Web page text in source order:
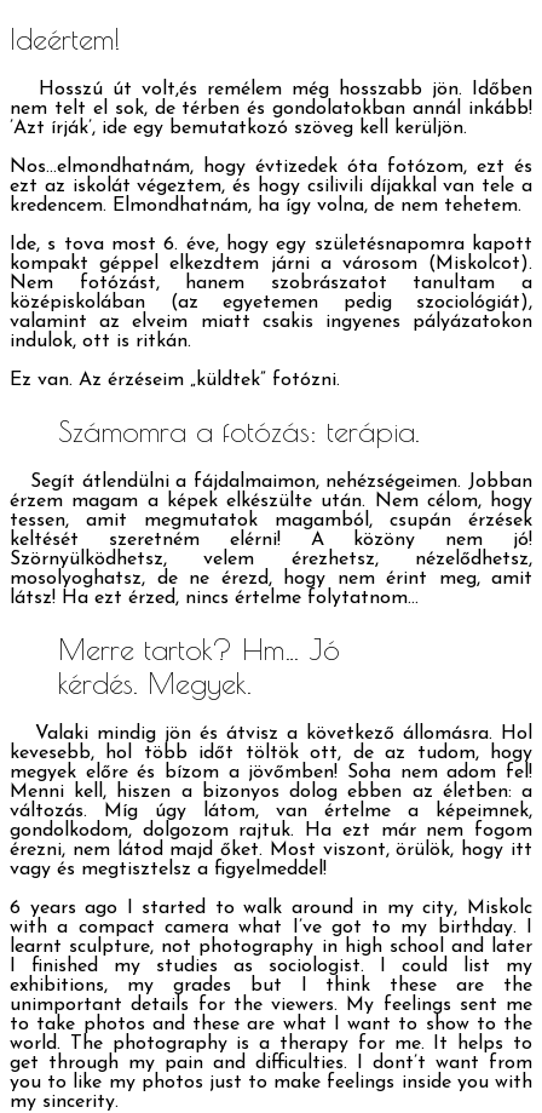
Ideértem!
Hosszú út volt,és remélem még hosszabb jön. Időben
nem telt el sok, de térben és gondolatokban annál inkább!
’Azt írják’, ide egy bemutatkozó szöveg kell kerüljön.
Nos…elmondhatnám, hogy évtizedek óta fotózom, ezt és
ezt az iskolát végeztem, és hogy csilivili díjakkal van tele a
kredencem. Elmondhatnám, ha így volna, de nem tehetem.
Ide, s tova most 6. éve, hogy egy születésnapomra kapott
kompakt géppel elkezdtem járni a városom (Miskolcot).
Nem fotózást, hanem szobrászatot tanultam a
középiskolában (az egyetemen pedig szociológiát),
valamint az elveim miatt csakis ingyenes pályázatokon
indulok, ott is ritkán.
Ez van. Az érzéseim „küldtek” fotózni.
Számomra a fotózás: terápia.
Segít átlendülni a fájdalmaimon, nehézségeimen. Jobban
érzem magam a képek elkészülte után. Nem célom, hogy
tessen, amit megmutatok magamból, csupán érzések
keltését szeretném elérni! A közöny nem jó!
Szörnyülködhetsz, velem érezhetsz, nézelődhetsz,
mosolyoghatsz, de ne érezd, hogy nem érint meg, amit
látsz! Ha ezt érzed, nincs értelme folytatnom…
Merre tartok? Hm… Jó
kérdés. Megyek.
Valaki mindig jön és átvisz a következő állomásra. Hol
kevesebb, hol több időt töltök ott, de az tudom, hogy
megyek előre és bízom a jövőmben! Soha nem adom fel!
Menni kell, hiszen a bizonyos dolog ebben az életben: a
változás. Míg úgy látom, van értelme a képeimnek,
gondolkodom, dolgozom rajtuk. Ha ezt már nem fogom
érezni, nem látod majd őket. Most viszont, örülök, hogy itt
vagy és megtisztelsz a figyelmeddel!
6 years ago I started to walk around in my city, Miskolc
with a compact camera what I’ve got to my birthday. I
learnt sculpture, not photography in high school and later
I finished my studies as sociologist. I could list my
exhibitions, my grades but I think these are the
unimportant details for the viewers. My feelings sent me
to take photos and these are what I want to show to the
world. The photography is a therapy for me. It helps to
get through my pain and difficulties. I dont’t want from
you to like my photos just to make feelings inside you with
my sincerity.